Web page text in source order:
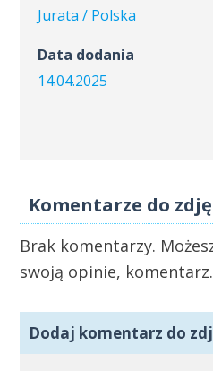
Jurata / Polska
Data dodania
14.04.2025
Komentarze do
Brak komentarzy.
swoją opinie, komentarz.
Dodaj komentarz do